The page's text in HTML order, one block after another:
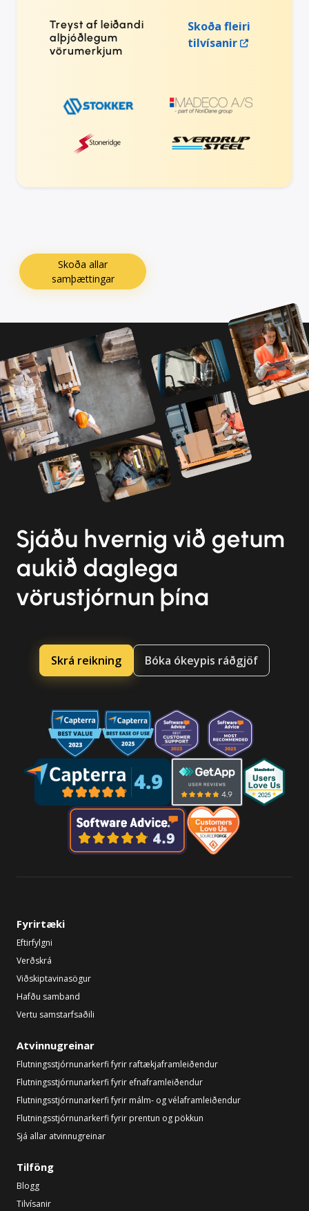
Treyst af leiðandi
alþjóðlegum
vörumerkjum
Skoða fleiri
tilvísanir
Skoða allar
samþættingar
Sjáðu hvernig við getum
aukið daglega
vörustjórnun þína
Skrá reikning Bóka ókeypis ráðgjöf
Fyrirtæki
Eftirfylgni
Verðskrá
Viðskiptavinasögur
Hafðu samband
Vertu samstarfsaðili
Atvinnugreinar
Flutningsstjórnunarkerfi fyrir raftækjaframleiðendur
Flutningsstjórnunarkerfi fyrir efnaframleiðendur
Flutningsstjórnunarkerfi fyrir málm- og vélaframleiðendur
Flutningsstjórnunarkerfi fyrir prentun og pökkun
Sjá allar atvinnugreinar
Tilföng
Blogg
Tilvísanir